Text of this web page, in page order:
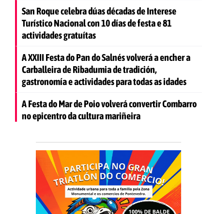
San Roque celebra dúas décadas de Interese
Turístico Nacional con 10 días de festa e 81
actividades gratuítas
A XXIII Festa do Pan do Salnés volverá a encher a
Carballeira de Ribadumia de tradición,
gastronomía e actividades para todas as idades
A Festa do Mar de Poio volverá convertir Combarro
no epicentro da cultura mariñeira